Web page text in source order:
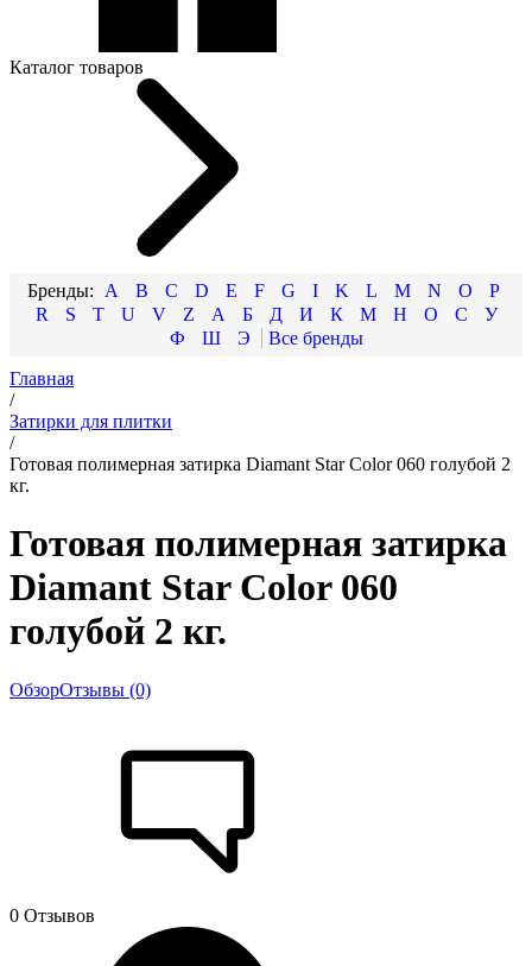
Каталог товаров
A B C D E F G I K L M N O
P
R
S T U V Z А Б Д И К М Н О С
У
Ф
Ш
Э
Главная
/
Затирки для плитки
/
Готовая полимерная затирка Diamant Star Color 060 голубой 2
кг.
Готовая полимерная затирка
Diamant Star Color 060
голубой 2 кг.
ОбзорОтзывы (0)
0 Отзывов